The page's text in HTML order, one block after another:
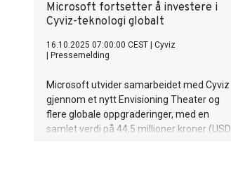
Microsoft fortsetter å investere i
Cyviz-teknologi globalt
16.10.2025 07:00:00 CEST
Cyviz
Pressemelding
Microsoft utvider samarbeidet med Cyviz
gjennom et nytt Envisioning Theater og
flere globale oppgraderinger, med en
samlet verdi på 44,5 millioner kroner (USD